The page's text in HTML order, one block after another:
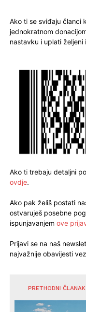
Ako ti se sviđaju članci
jednokratnom
nastavku i uplati željeni
Ako ti trebaju detaljni
ovdje.
Ako pak želiš postati
ostvaruješ posebne
ispunjavanjem ove
Prijavi se na naš
najvažnije obavijesti
PRETHODNI ČLANAK